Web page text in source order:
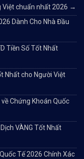
Việt chuẩn nhất 2026 →
Dành Cho Nhà Đầu
Tiền Số Tốt Nhất
Nhất cho Người Việt
Chứng Khoán Quốc
VÀNG Tốt Nhất
Tế 2026 Chính Xác